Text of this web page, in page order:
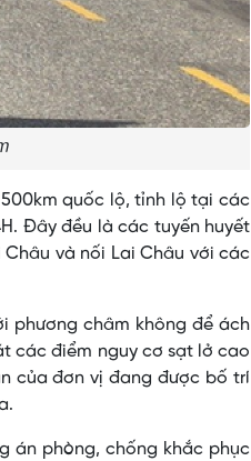
quốc lộ, tỉnh lộ tại các
Đây đều là các tuyến huyết
và nối Lai Châu với các
phương châm không để ách
các điểm nguy cơ sạt lở cao
của đơn vị đang được bố trí
án phòng, chống khắc phục